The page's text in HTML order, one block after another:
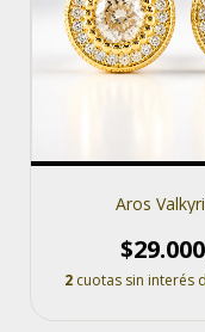
Aros
2 cuotas sin interés